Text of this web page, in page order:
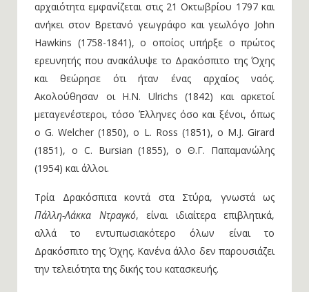
αρχαιότητα εμφανίζεται στις 21 Οκτωβρίου 1797 και
ανήκει στον Βρετανό γεωγράφο και γεωλόγο John
Hawkins (1758-1841), ο οποίος υπήρξε ο πρώτος
ερευνητής που ανακάλυψε το Δρακόσπιτο της Όχης
και θεώρησε ότι ήταν ένας αρχαίος ναός.
Ακολούθησαν οι H.N. Ulrichs (1842) και αρκετοί
μεταγενέστεροι, τόσο Έλληνες όσο και ξένοι, όπως
ο G. Welcher (1850), ο L. Ross (1851), ο M.J. Girard
(1851), ο C. Bursian (1855), ο Θ.Γ. Παπαμανώλης
(1954) και άλλοι.
Τρία Δρακόσπιτα κοντά στα Στύρα, γνωστά ως
Πάλλη-Λάκκα Ντραγκό, είναι ιδιαίτερα επιβλητικά,
αλλά το εντυπωσιακότερο όλων είναι το
Δρακόσπιτο της Όχης. Κανένα άλλο δεν παρουσιάζει
την τελειότητα της δικής του κατασκευής.